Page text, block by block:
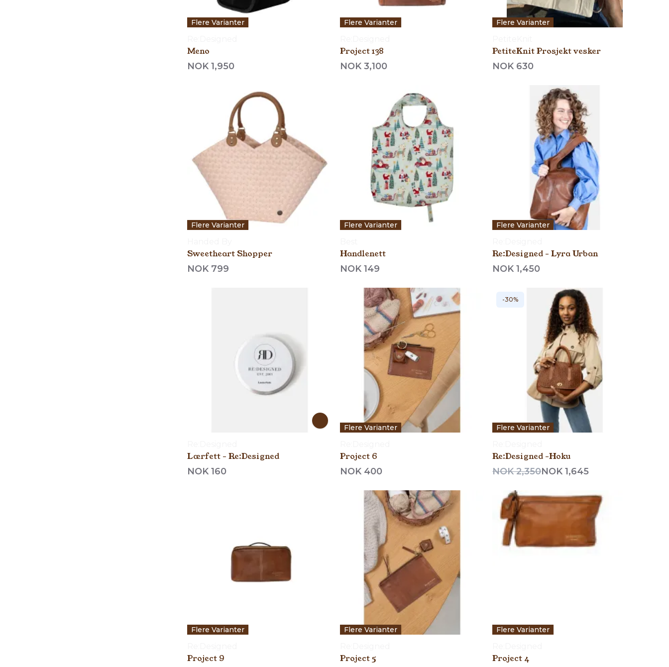
Flere Varianter
Meno
NOK 1,950
Flere Varianter
Project 138
NOK 3,100
Flere Varianter
PetiteKnit Prosjekt vesker
NOK 630
Flere Varianter
Sweetheart Shopper
NOK 799
Flere Varianter
Handlenett
NOK 149
Flere Varianter
Re:Designed - Lyra Urban
NOK 1,450
Lærfett - Re:Designed
NOK 160
Flere Varianter
Project 6
NOK 400
-30%
Flere Varianter
Re:Designed -Hoku
NOK 2,350NOK 1,645
Flere Varianter
Project 9
Flere Varianter
Project 5
Flere Varianter
Project 4